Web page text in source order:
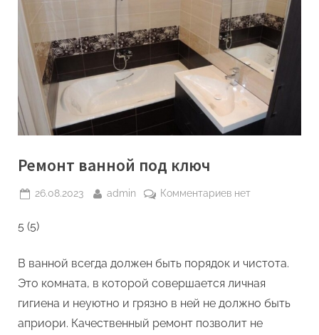
Ремонт ванной под ключ
Posted
26.08.2023 By
admin Комментариевк
под
нет
5 (5)
В ванной всегда должен быть порядок и чистота.
Это комната, в которой совершается личная
гигиена и неуютно и грязно в ней не должно быть
априори. Качественный ремонт позволит не